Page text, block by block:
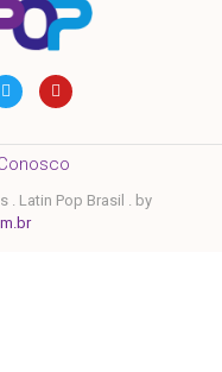
. Latin Pop Brasil . by